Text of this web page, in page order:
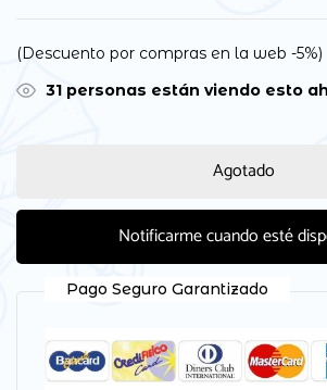
(Descuento por compras en la web -5%)
31 personas están viendo esto
Agotado
Notificarme cuando esté
Pago Seguro Garantizado